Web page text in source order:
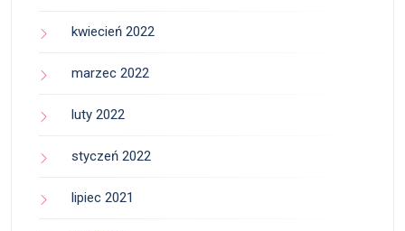
kwiecień 2022
marzec 2022
luty 2022
styczeń 2022
lipiec 2021